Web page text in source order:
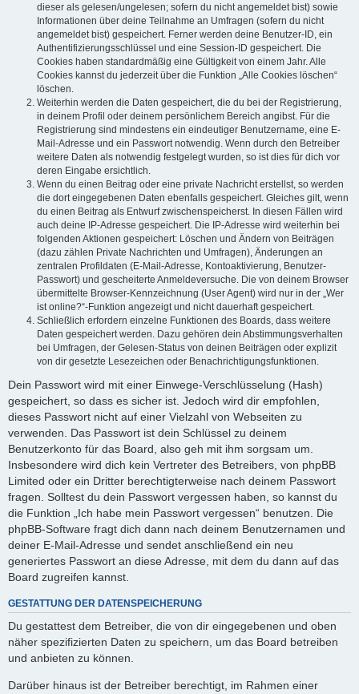
dieser als gelesen/ungelesen; sofern du nicht angemeldet bist) sowie
Informationen über deine Teilnahme an Umfragen (sofern du nicht
angemeldet bist) gespeichert. Ferner werden deine Benutzer-ID, ein
Authentifizierungsschlüssel und eine Session-ID gespeichert. Die
Cookies haben standardmäßig eine Gültigkeit von einem Jahr. Alle
Cookies kannst du jederzeit über die Funktion „Alle Cookies löschen“
löschen.
Weiterhin werden die Daten gespeichert, die du bei der Registrierung,
in deinem Profil oder deinem persönlichem Bereich angibst. Für die
Registrierung sind mindestens ein eindeutiger Benutzername, eine E-
Mail-Adresse und ein Passwort notwendig. Wenn durch den Betreiber
weitere Daten als notwendig festgelegt wurden, so ist dies für dich vor
deren Eingabe ersichtlich.
Wenn du einen Beitrag oder eine private Nachricht erstellst, so werden
die dort eingegebenen Daten ebenfalls gespeichert. Gleiches gilt, wenn
du einen Beitrag als Entwurf zwischenspeicherst. In diesen Fällen wird
auch deine IP-Adresse gespeichert. Die IP-Adresse wird weiterhin bei
folgenden Aktionen gespeichert: Löschen und Ändern von Beiträgen
(dazu zählen Private Nachrichten und Umfragen), Änderungen an
zentralen Profildaten (E-Mail-Adresse, Kontoaktivierung, Benutzer-
Passwort) und gescheiterte Anmeldeversuche. Die von deinem Browser
übermittelte Browser-Kennzeichnung (User Agent) wird nur in der „Wer
ist online?“-Funktion angezeigt und nicht dauerhaft gespeichert.
Schließlich erfordern einzelne Funktionen des Boards, dass weitere
Daten gespeichert werden. Dazu gehören dein Abstimmungsverhalten
bei Umfragen, der Gelesen-Status von deinen Beiträgen oder explizit
von dir gesetzte Lesezeichen oder Benachrichtigungsfunktionen.
Dein Passwort wird mit einer Einwege-Verschlüsselung (Hash)
gespeichert, so dass es sicher ist. Jedoch wird dir empfohlen,
dieses Passwort nicht auf einer Vielzahl von Webseiten zu
verwenden. Das Passwort ist dein Schlüssel zu deinem
Benutzerkonto für das Board, also geh mit ihm sorgsam um.
Insbesondere wird dich kein Vertreter des Betreibers, von phpBB
Limited oder ein Dritter berechtigterweise nach deinem Passwort
fragen. Solltest du dein Passwort vergessen haben, so kannst du
die Funktion „Ich habe mein Passwort vergessen“ benutzen. Die
phpBB-Software fragt dich dann nach deinem Benutzernamen und
deiner E-Mail-Adresse und sendet anschließend ein neu
generiertes Passwort an diese Adresse, mit dem du dann auf das
Board zugreifen kannst.
GESTATTUNG DER DATENSPEICHERUNG
Du gestattest dem Betreiber, die von dir eingegebenen und oben
näher spezifizierten Daten zu speichern, um das Board betreiben
und anbieten zu können.
Darüber hinaus ist der Betreiber berechtigt, im Rahmen einer